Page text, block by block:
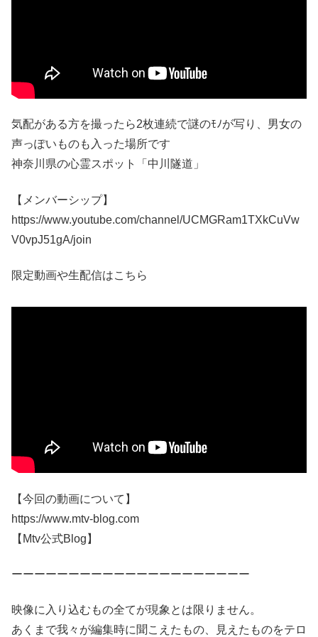
気配がある方を撮ったら2枚連続で謎のﾓﾉが写り、男女の
声っぽいものも入った場所です
神奈川県の心霊スポット「中川隧道」
【メンバーシップ】
https://www.youtube.com/channel/UCMGRam1TXkCuVw
V0vpJ51gA/join
限定動画や生配信はこちら
【今回の動画について】
https://www.mtv-blog.com
【Mtv公式Blog】
ーーーーーーーーーーーーーーーーーーーーー
映像に入り込むもの全てが現象とは限りません。
あくまで我々が編集時に聞こえたもの、見えたものをテロ